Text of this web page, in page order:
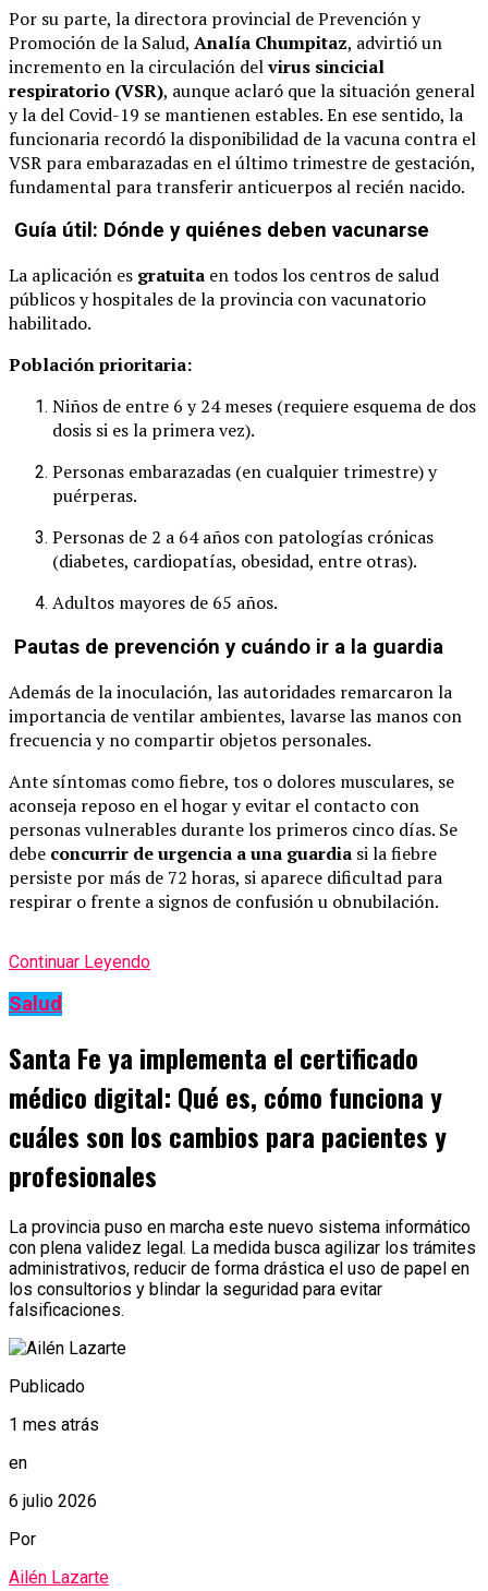
Por su parte, la directora provincial de Prevención y
Promoción de la Salud, Analía Chumpitaz, advirtió un
incremento en la circulación delvirus sincicial
respiratorio (VSR), aunque aclaró que la situación general
y la del Covid-19 se mantienen estables. En ese sentido, la
funcionaria recordó la disponibilidad de la vacuna contra el
VSR para embarazadas en el último trimestre de gestación,
fundamental para transferir anticuerpos al recién nacido.
Guía útil: Dónde y quiénes deben vacunarse
La aplicación es gratuita en todos los centros de salud
públicos y hospitales de la provincia con vacunatorio
habilitado.
Población prioritaria:
Niños de entre 6 y 24 meses (requiere esquema de dos
dosis si es la primera vez).
Personas embarazadas (en cualquier trimestre) y
puérperas.
Personas de 2 a 64 años con patologías crónicas
(diabetes, cardiopatías, obesidad, entre otras).
Adultos mayores de 65 años.
Pautas de prevención y cuándo ir a la guardia
Además de la inoculación, las autoridades remarcaron la
importancia de ventilar ambientes, lavarse las manos con
frecuencia y no compartir objetos personales.
Ante síntomas como fiebre, tos o dolores musculares, se
aconseja reposo en el hogar y evitar el contacto con
personas vulnerables durante los primeros cinco días. Se
debe concurrir de urgencia a una guardia si la fiebre
persiste por más de 72 horas, si aparece dificultad para
respirar o frente a signos de confusión u obnubilación.
Continuar Leyendo
Salud
Santa Fe ya implementa el certificado
médico digital: Qué es, cómo funciona y
cuáles son los cambios para pacientes y
profesionales
La provincia puso en marcha este nuevo sistema informático
con plena validez legal. La medida busca agilizar los trámites
administrativos, reducir de forma drástica el uso de papel en
los consultorios y blindar la seguridad para evitar
falsificaciones.
Publicado
1 mes atrás
en
6 julio 2026
Por
Ailén Lazarte